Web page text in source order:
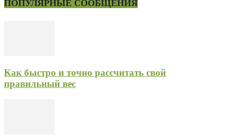
ПОПУЛЯРНЫЕ СООБЩЕНИЯ
Как быстро и точно рассчитать свой
правильный вес